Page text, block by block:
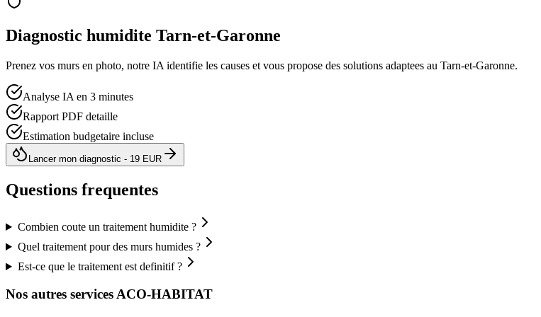
Diagnostic humidite Tarn-et-Garonne
Prenez vos murs en photo, notre IA identifie les causes et vous propose des solutions adaptees au Tarn-et-Garonne.
Analyse IA en 3 minutes
Rapport PDF detaille
Estimation budgetaire incluse
Lancer mon diagnostic - 19 EUR
Questions frequentes
Combien coute un traitement humidite ?
Quel traitement pour des murs humides ?
Est-ce que le traitement est definitif ?
Nos autres services ACO-HABITAT